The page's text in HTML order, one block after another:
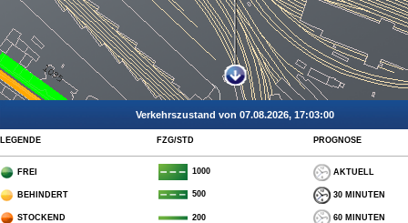
Verkehrszustand von 07.08.2026, 17:03:00
LEGENDE FZG/STD PROGNOSE
FREI 1000 AKTUELL
BEHINDERT 500 30 MINUTEN
STOCKEND 200 60 MINUTEN